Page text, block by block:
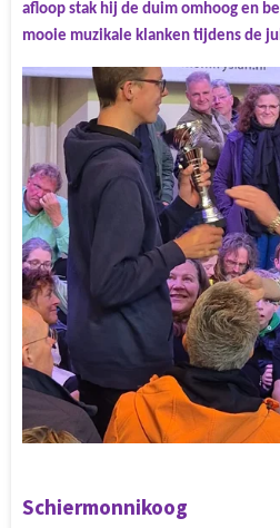
afloop stak hij de duim omhoog en
mooie muzikale klanken tijdens de
Schiermonnikoog